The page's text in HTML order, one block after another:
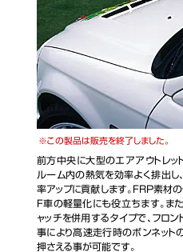
この製品は販売を終了しました。
前方中央に大型のエアアウトレッ
ルーム内の熱気を効率よく排出し
率アップに貢献します。FRP素材
F車の軽量化にも役立ちます。ま
ャッチを併用するタイプで、フロ
事により高速走行時のボンネット
押さえる事が可能です。